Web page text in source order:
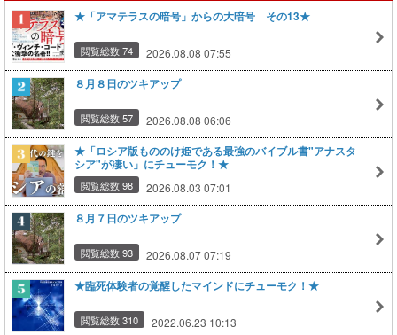
★「アマテラスの暗号」からの大暗号 その13★
閲覧総数 74 2026.08.08 07:55
８月８日のツキアップ
閲覧総数 57 2026.08.08 06:06
★「ロシア版もののけ姫である最強のバイブル書"アナスタ
シア"が凄い」にチューモク！★
閲覧総数 98 2026.08.03 07:01
８月７日のツキアップ
閲覧総数 93 2026.08.07 07:19
★臨死体験者の覚醒したマインドにチューモク！★
閲覧総数 310 2022.06.23 10:13